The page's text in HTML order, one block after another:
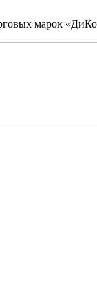
марок